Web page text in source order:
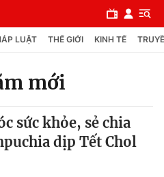
LUẬT THẾ GIỚI KINH TẾ
mới
sức khỏe, sẻ chia
dịp Tết Chol